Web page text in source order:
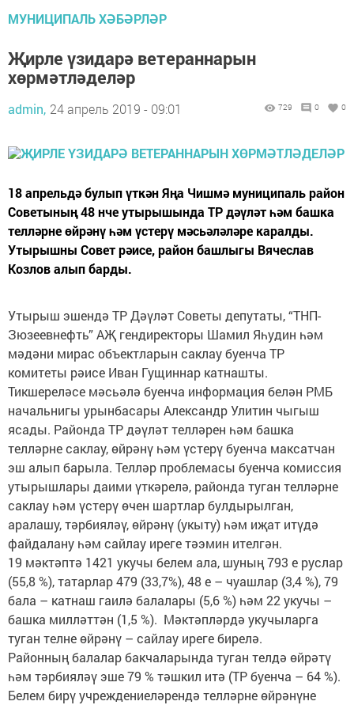
МУНИЦИПАЛЬ ХӘБӘРЛӘР
Җирле үзидарә ветераннарын
хөрмәтләделәр
admin, 24 апрель 2019 - 09:01 729 0 0
18 апрельдә булып үткән Яңа Чишмә муниципаль район
Советының 48 нче утырышында ТР дәүләт һәм башка
телләрне өйрәнү һәм үстерү мәсьәләләре каралды.
Утырышны Совет рәисе, район башлыгы Вячеслав
Козлов алып барды.
Утырыш эшендә ТР Дәүләт Советы депутаты, “ТНП-
Зюзеевнефть” АҖ гендиректоры Шамил Яһудин һәм
мәдәни мирас объектларын саклау буенча ТР
комитеты рәисе Иван Гущиннар катнашты.
Тикшереләсе мәсьәлә буенча информация белән РМБ
начальнигы урынбасары Александр Улитин чыгыш
ясады. Районда ТР дәүләт телләрен һәм башка
телләрне саклау, өйрәнү һәм үстерү буенча максатчан
эш алып барыла. Телләр проблемасы буенча комиссия
утырышлары даими үткәрелә, районда туган телләрне
саклау һәм үстерү өчен шартлар булдырылган,
аралашу, тәрбияләү, өйрәнү (укыту) һәм иҗат итүдә
файдалану һәм сайлау иреге тәэмин ителгән.
19 мәктәптә 1421 укучы белем ала, шуның 793 е руслар
(55,8 %), татарлар 479 (33,7%), 48 е – чуашлар (3,4 %), 79
бала – катнаш гаилә балалары (5,6 %) һәм 22 укучы –
башка милләттән (1,5 %). Мәктәпләрдә укучыларга
туган телне өйрәнү – сайлау иреге бирелә.
Районның балалар бакчаларында туган телдә өйрәтү
һәм тәрбияләү эше 79 % тәшкил итә (ТР буенча – 64 %).
Белем бирү учреждениеләрендә телләрне өйрәнүне